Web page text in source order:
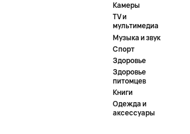
Камеры
TV и
мультимедиа
Музыка и звук
Спорт
Здоровье
Здоровье
питомцев
Книги
Одежда и
аксессуары